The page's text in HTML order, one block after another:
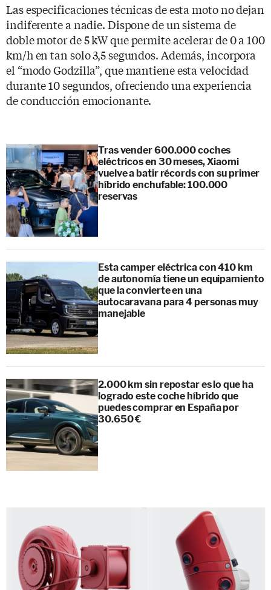
Las especificaciones técnicas de esta moto no dejan
indiferente a nadie. Dispone de un sistema de
doble motor de 5 kW que permite acelerar de 0 a 100
km/h en tan solo 3,5 segundos. Además, incorpora
el “modo Godzilla”, que mantiene esta velocidad
durante 10 segundos, ofreciendo una experiencia
de conducción emocionante.
Tras vender 600.000 coches
eléctricos en 30 meses, Xiaomi
vuelve a batir récords con su primer
híbrido enchufable: 100.000
reservas
Esta camper eléctrica con 410 km
de autonomía tiene un equipamiento
que la convierte en una
autocaravana para 4 personas muy
manejable
2.000 km sin repostar es lo que ha
logrado este coche híbrido que
puedes comprar en España por
30.650 €